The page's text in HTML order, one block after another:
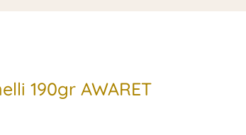
190gr AWARET